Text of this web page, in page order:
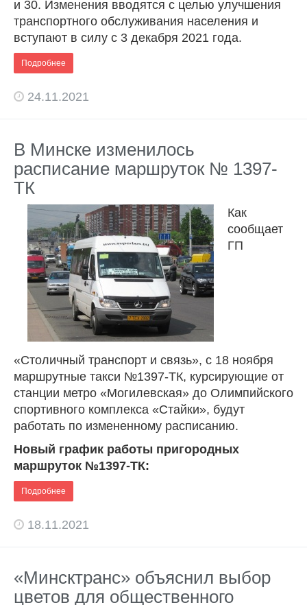
и 30. Изменения вводятся с целью улучшения
транспортного обслуживания населения и
вступают в силу с 3 декабря 2021 года.
Подробнее
24.11.2021
В Минске изменилось
расписание маршруток № 1397-
ТК
Как
сообщает
ГП
«Столичный транспорт и связь», с 18 ноября
маршрутные такси №1397-ТК, курсирующие от
станции метро «Могилевская» до Олимпийского
спортивного комплекса «Стайки», будут
работать по измененному расписанию.
Новый график работы пригородных
маршруток №1397-ТК:
Подробнее
18.11.2021
«Минсктранс» объяснил выбор
цветов для общественного